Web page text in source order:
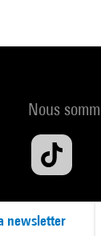
à
de
Nous
newsletter